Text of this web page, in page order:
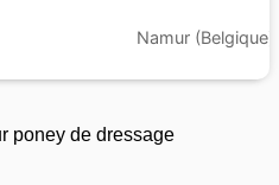
Namur (Belgique)
poney de dressage